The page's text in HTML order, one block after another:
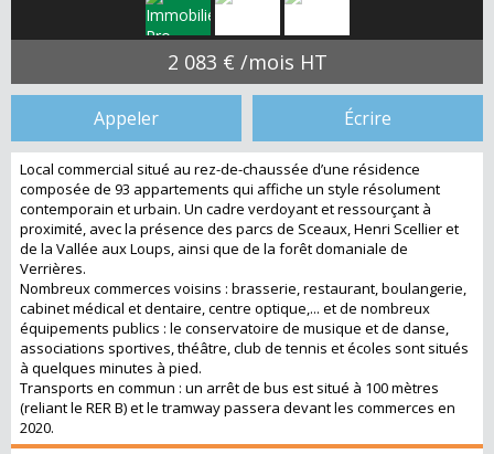
2 083 € /mois HT
Appeler Écrire
Local commercial situé au rez-de-chaussée d’une résidence
composée de 93 appartements qui affiche un style résolument
contemporain et urbain. Un cadre verdoyant et ressourçant à
proximité, avec la présence des parcs de Sceaux, Henri Scellier et
de la Vallée aux Loups, ainsi que de la forêt domaniale de
Verrières.
Nombreux commerces voisins : brasserie, restaurant, boulangerie,
cabinet médical et dentaire, centre optique,... et de nombreux
équipements publics : le conservatoire de musique et de danse,
associations sportives, théâtre, club de tennis et écoles sont situés
à quelques minutes à pied.
Transports en commun : un arrêt de bus est situé à 100 mètres
(reliant le RER B) et le tramway passera devant les commerces en
2020.